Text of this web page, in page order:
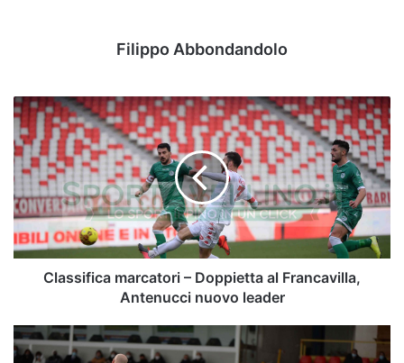
Filippo Abbondandolo
Classifica
marcatori
–
Doppietta
al
Francavilla,
Antenucci
nuovo
leader
Classifica marcatori – Doppietta al Francavilla,
Antenucci nuovo leader
Avellino,
Maniero